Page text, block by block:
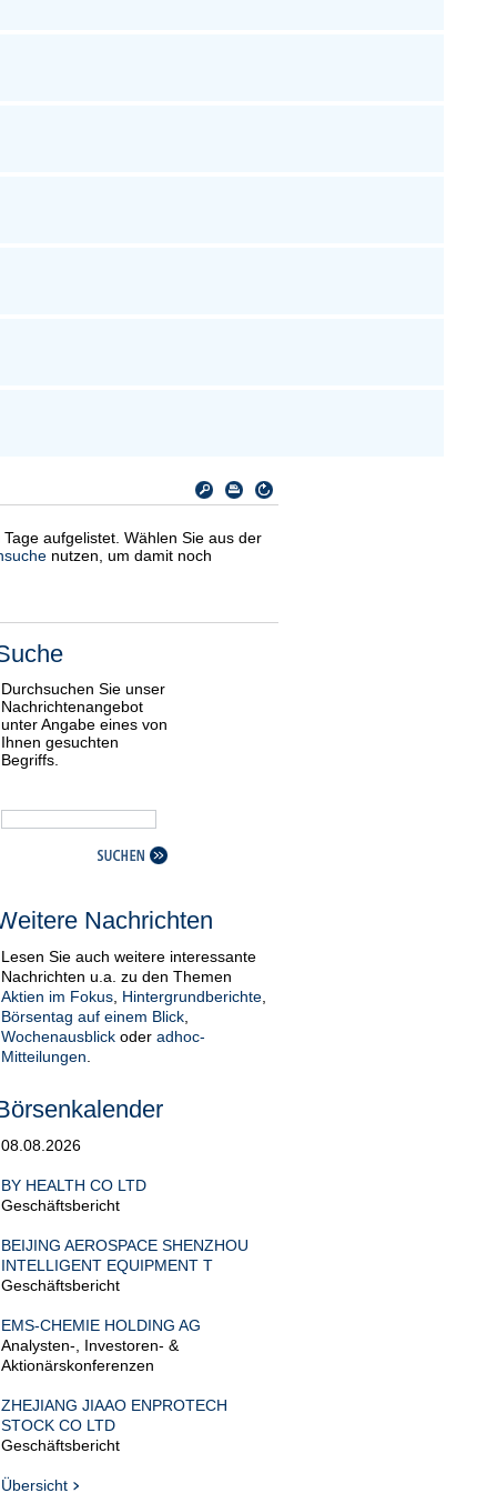
aufgelistet. Wählen Sie aus der
nutzen, um damit noch
Durchsuchen Sie unser
Nachrichtenangebot
unter Angabe eines von
Ihnen gesuchten
Begriffs.
Nachrichten
Lesen Sie auch weitere interessante
Nachrichten u.a. zu den Themen
Aktien im Fokus Hintergrundberichte
Börsentag auf einem Blick
Wochenausblick oder adhoc-
Mitteilungen
08.08.2026
BY HEALTH CO LTD
Geschäftsbericht
BEIJING AEROSPACE SHENZHOU
INTELLIGENT EQUIPMENT T
Geschäftsbericht
EMS-CHEMIE HOLDING AG
Analysten-, Investoren- &
Aktionärskonferenzen
ZHEJIANG JIAAO ENPROTECH
STOCK CO LTD
Geschäftsbericht
Übersicht